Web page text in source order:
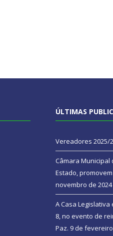
ÚLTIMAS
Vereadores 2025/
Câmara Municipal
Estado,
novembro de 2024
A Casa
8, no evento de
Paz. 9 de